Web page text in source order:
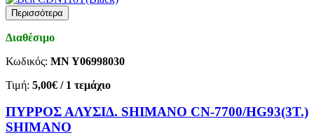
Περισσότερα
Διαθέσιμο
Κωδικός: MN Y06998030
Τιμή: 5,00€ / 1 τεμάχιο
ΠΥΡΡΟΣ ΑΛΥΣΙΔ. SHIMANO CN-7700/HG93(3T.)
SHIMANO